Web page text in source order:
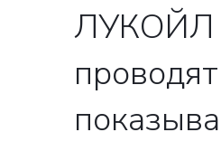
ЛУКОЙЛ